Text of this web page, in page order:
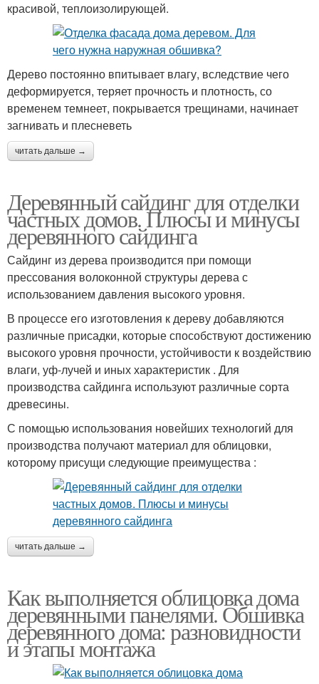
красивой, теплоизолирующей.
Дерево постоянно впитывает влагу, вследствие чего
деформируется, теряет прочность и плотность, со
временем темнеет, покрывается трещинами, начинает
загнивать и плесневеть
читать дальше →
Деревянный сайдинг для отделки
частных домов. Плюсы и минусы
деревянного сайдинга
Сайдинг из дерева производится при помощи
прессования волоконной структуры дерева с
использованием давления высокого уровня.
В процессе его изготовления к дереву добавляются
различные присадки, которые способствуют достижению
высокого уровня прочности, устойчивости к воздействию
влаги, уф-лучей и иных характеристик . Для
производства сайдинга используют различные сорта
древесины.
С помощью использования новейших технологий для
производства получают материал для облицовки,
которому присущи следующие преимущества :
читать дальше →
Как выполняется облицовка дома
деревянными панелями. Обшивка
деревянного дома: разновидности
и этапы монтажа